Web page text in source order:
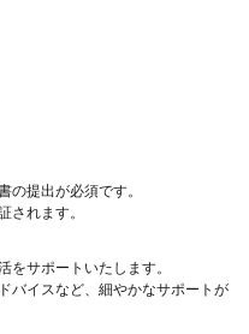
の提出が必須です。
されます。
をサポートいたします。
バイスなど、細やかなサポートが